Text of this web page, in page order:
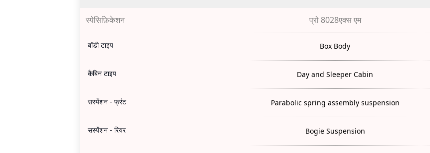
स्पेसिफ़िकेशन प्रो 8028एक्स एम
बॉडी टाइप Box Body
कैबिन टाइप Day and Sleeper Cabin
सस्पेंशन - फ्रंट Parabolic spring assembly suspension
सस्पेंशन - रियर Bogie Suspension